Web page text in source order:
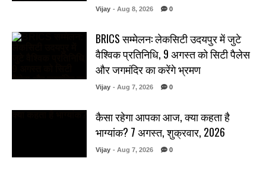
Vijay - Aug 8, 2026 0
BRICS सम्मेलन: लेकसिटी उदयपुर में जुटे
वैश्विक प्रतिनिधि, 9 अगस्त को सिटी पैलेस
और जगमंदिर का करेंगे भ्रमण
Vijay - Aug 7, 2026 0
कैसा रहेगा आपका आज, क्या कहता है
भाग्यांक? 7 अगस्त, शुक्रवार, 2026
Vijay - Aug 7, 2026 0